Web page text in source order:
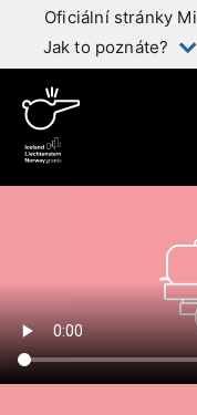
Oficiální stránky
Jak to poznáte?